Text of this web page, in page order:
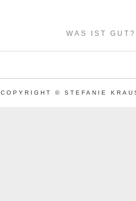
WAS IST GUT?
COPYRIGHT © STEFANIE